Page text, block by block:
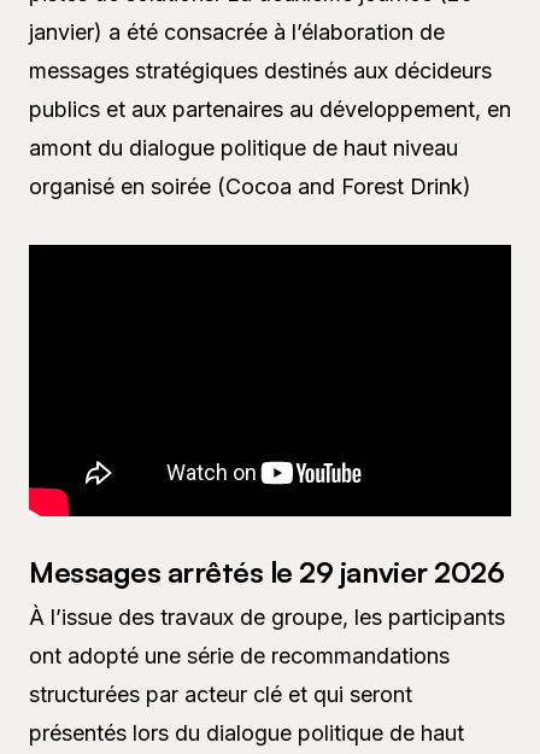
janvier) a été consacrée à l’élaboration de
messages stratégiques destinés aux décideurs
publics et aux partenaires au développement, en
amont du dialogue politique de haut niveau
organisé en soirée (Cocoa and Forest Drink)
Messages arrêtés le 29 janvier 2026
À l’issue des travaux de groupe, les participants
ont adopté une série de recommandations
structurées par acteur clé et qui seront
présentés lors du dialogue politique de haut